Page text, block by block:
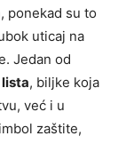
ponekad su to
uticaj na
Jedan od
, biljke koja
već i u
zaštite,